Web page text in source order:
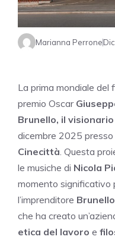
Marianna Perrone
La prima mondiale del
premio Oscar
Brunello, il
dicembre 2025
Cinecittà. Questa
le musiche di Nicola
momento significativo
l’imprenditore
che ha creato
etica del lavoro e